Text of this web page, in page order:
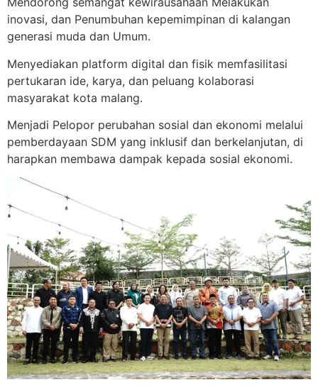
inovasi, dan Penumbuhan kepemimpinan di kalangan
generasi muda dan Umum.
Menyediakan platform digital dan fisik memfasilitasi
pertukaran ide, karya, dan peluang kolaborasi
masyarakat kota malang.
Menjadi Pelopor perubahan sosial dan ekonomi melalui
pemberdayaan SDM yang inklusif dan berkelanjutan, di
harapkan membawa dampak kepada sosial ekonomi.